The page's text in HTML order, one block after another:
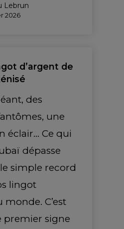
Lebrun
2026
d’argent de
des
une
éclair… Ce qui
dépasse
simple record
lingot
monde. C’est
premier signe